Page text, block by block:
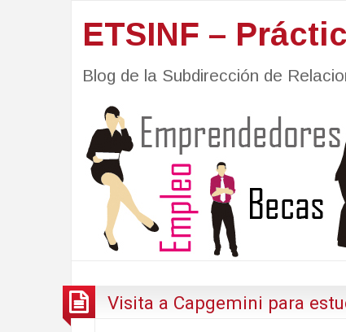
ETSINF –
Blog de la Subdirección de
Visita a Capgemini para